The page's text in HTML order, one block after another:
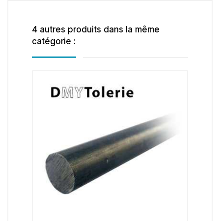
4 autres produits dans la même
catégorie :